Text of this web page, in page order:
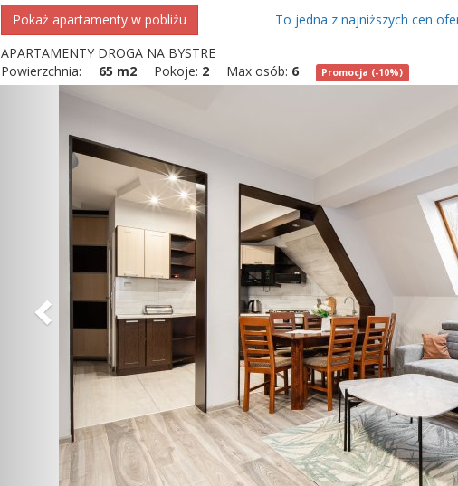
Pokaż apartamenty w pobliżu
To jedna z najniższych cen
APARTAMENTY DROGA NA BYSTRE
Powierzchnia:
65 m2 Pokoje: 2 Max osób: 6 Promocja (-10%)